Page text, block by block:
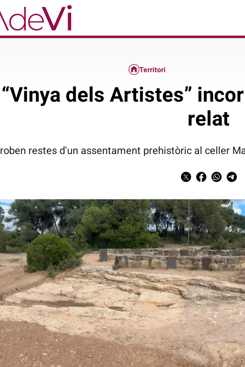
Territori
dels Artistes”
relat
restes d'un assentament prehistòric al celler